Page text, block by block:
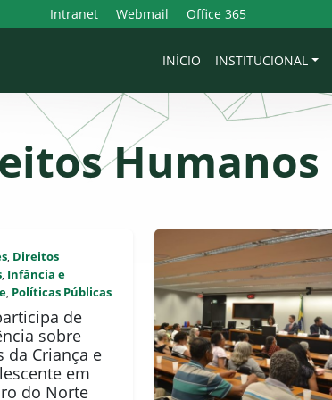
Intranet Webmail Office 365
INÍCIO INSTITUCIONAL
Humanos
, Direitos
, Infância e
, Políticas Públicas
de
sobre
da Criança e
em
do Norte